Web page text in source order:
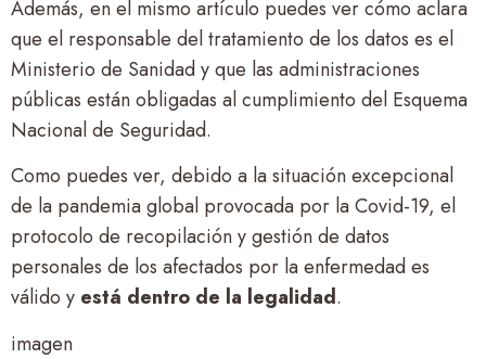
Además, en el mismo artículo puedes ver cómo aclara
que el responsable del tratamiento de los datos es el
Ministerio de Sanidad y que las administraciones
públicas están obligadas al cumplimiento del Esquema
Nacional de Seguridad.
Como puedes ver, debido a la situación excepcional
de la pandemia global provocada por la Covid-19, el
protocolo de recopilación y gestión de datos
personales de los afectados por la enfermedad es
válido y está dentro de la legalidad.
imagen